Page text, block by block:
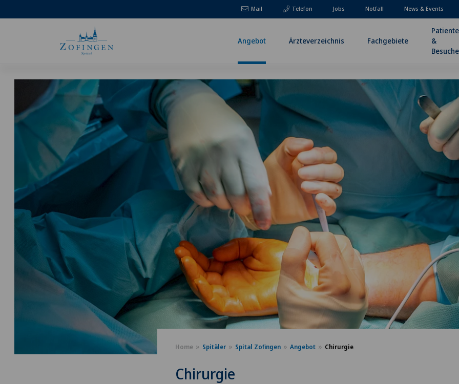
Mail Telefon Jobs Notfall News & Events
Angebot Ärzteverzeichnis Fachgebiete
&
Home Spitäler Spital Zofingen Angebot Chirurgie
Chirurgie